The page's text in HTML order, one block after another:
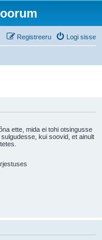
Logi sisse
Registreeru
ette, mida ei tohi otsingusse
kui soovid, et ainult